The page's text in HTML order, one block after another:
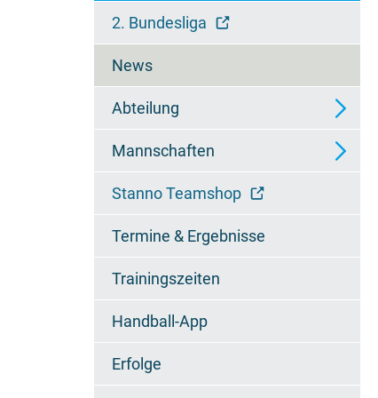
2. Bundesliga
News
Abteilung
Ansprechpartner
Wieselfamilie
Chronik
Jugendzertifikat
Mannschaften
2. Mannschaft - Regionalliga
3. Mannschaft -
Regionsklasse
A1-Jugend - Bundesliga
Stanno Teamshop
Termine & Ergebnisse
Trainingszeiten
Handball-App
Erfolge